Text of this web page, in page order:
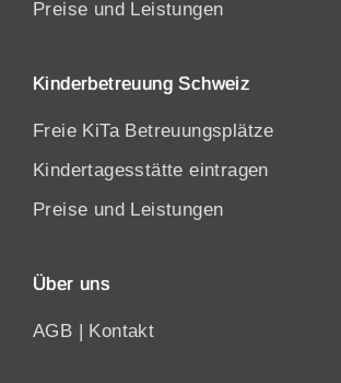
Preise und Leistungen
Kinderbetreuung Schweiz
Freie KiTa Betreuungsplätze
Kindertagesstätte eintragen
Preise und Leistungen
Über uns
AGB Kontakt